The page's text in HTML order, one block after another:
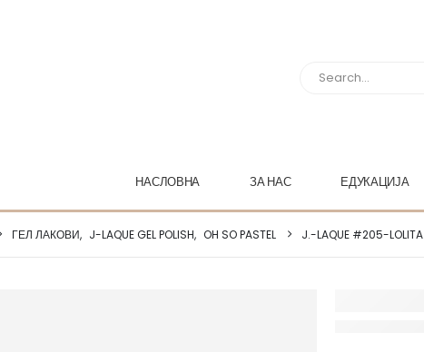
НАСЛОВНА ЗА НАС ЕДУКАЦИЈА
ГЕЛ ЛАКОВИ, J-LAQUE GEL POLISH, OH SO PASTEL J.-LAQUE #205-LOLITA